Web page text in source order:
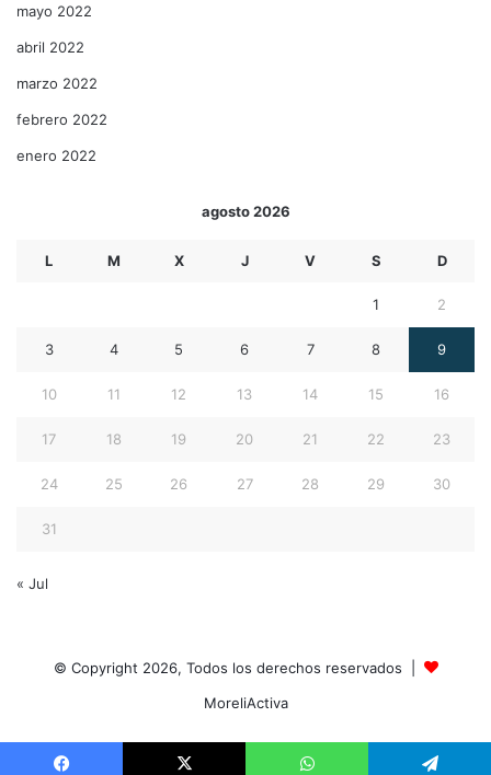
mayo 2022
abril 2022
marzo 2022
febrero 2022
enero 2022
agosto 2026
L M X J V S D
1 2
3 4 5 6 7 8 9
10 11 12 13 14 15 16
17 18 19 20 21 22 23
24 25 26 27 28 29 30
31
« Jul
© Copyright 2026, Todos los derechos reservados |
MoreliActiva